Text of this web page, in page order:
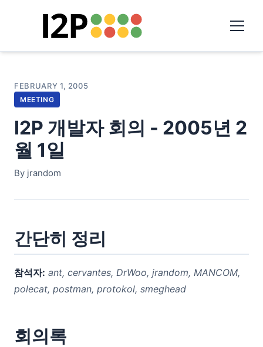
FEBRUARY 1, 2005
MEETING
I2P 개발자 회의 - 2005년 2
월 1일
By jrandom
간단히 정리
참석자: ant, cervantes, DrWoo, jrandom, MANCOM,
polecat, postman, protokol, smeghead
회의록